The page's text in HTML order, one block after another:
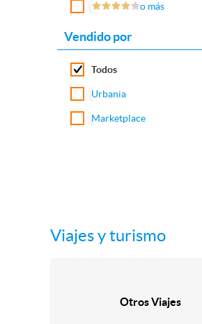
o más
Vendido por
Todos
Urbania
Marketplace
Viajes y turismo
Otros Viajes